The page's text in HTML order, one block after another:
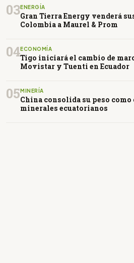
03ENERGÍA
Gran Tierra Energy venderá
Colombia a Maurel & Prom
04ECONOMÍA
Tigo iniciará el cambio de
Movistar y Tuenti en Ecuador
05MINERÍA
China consolida su peso
minerales ecuatorianos